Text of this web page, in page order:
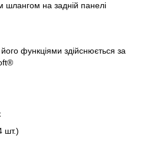
шлангом на задній панелі
функціями здійснюється за
шт.)